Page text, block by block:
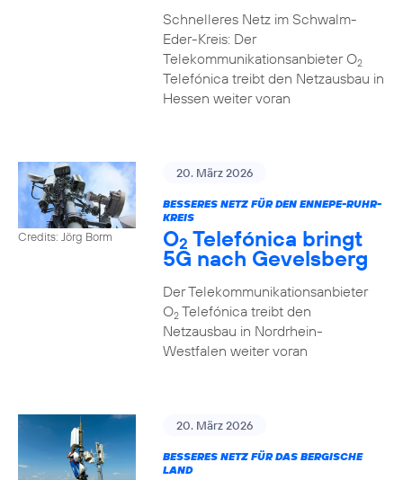
Schnelleres Netz im Schwalm-
Eder-Kreis: Der
Telekommunikationsanbieter O2
Telefónica treibt den Netzausbau in
Hessen weiter voran
Credits: Jörg Borm
20. März 2026
BESSERES NETZ FÜR DEN ENNEPE-RUHR-
KREIS
O2 Telefónica bringt
5G nach Gevelsberg
Der Telekommunikationsanbieter
O2Telefónica treibt den
Netzausbau in Nordrhein-
Westfalen weiter voran
20. März 2026
BESSERES NETZ FÜR DAS BERGISCHE
LAND